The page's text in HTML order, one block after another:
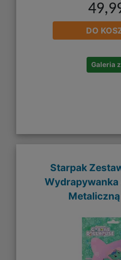
DO
Galeria
Starpak
Wydrapywanka